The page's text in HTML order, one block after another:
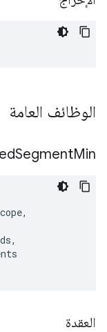
الوظائف العامة
SegmentMin
,
,
العقدة